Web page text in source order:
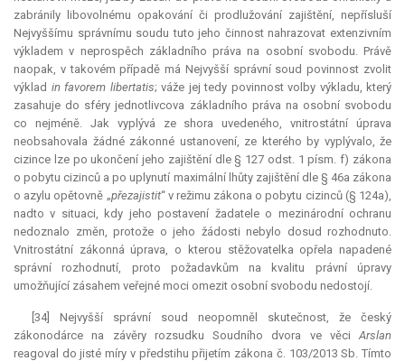
zabránily libovolnému opakování či prodlužování zajištění, nepřísluší
Nejvyššímu správnímu soudu tuto jeho činnost nahrazovat extenzivním
výkladem v neprospěch základního práva na osobní svobodu. Právě
naopak, v takovém případě má Nejvyšší správní soud povinnost zvolit
výklad in favorem libertatis; váže jej tedy povinnost volby výkladu, který
zasahuje do sféry jednotlivcova základního práva na osobní svobodu
co nejméně. Jak vyplývá ze shora uvedeného, vnitrostátní úprava
neobsahovala žádné zákonné ustanovení, ze kterého by vyplývalo, že
cizince lze po ukončení jeho zajištění dle § 127 odst. 1 písm. f) zákona
o pobytu cizinců a po uplynutí maximální lhůty zajištění dle § 46a zákona
o azylu opětovně „přezajistit“ v režimu zákona o pobytu cizinců (§ 124a),
nadto v situaci, kdy jeho postavení žadatele o mezinárodní ochranu
nedoznalo změn, protože o jeho žádosti nebylo dosud rozhodnuto.
Vnitrostátní zákonná úprava, o kterou stěžovatelka opřela napadené
správní rozhodnutí, proto požadavkům na kvalitu právní úpravy
umožňující zásahem veřejné moci omezit osobní svobodu nedostojí.
[34] Nejvyšší správní soud neopomněl skutečnost, že český
zákonodárce na závěry rozsudku Soudního dvora ve věciArslan
reagoval do jisté míry v předstihu přijetím zákona č. 103/2013 Sb. Tímto